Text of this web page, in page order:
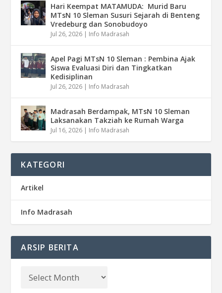
Hari Keempat MATAMUDA: Murid Baru
MTsN 10 Sleman Susuri Sejarah di Benteng
Vredeburg dan Sonobudoyo
Jul 26, 2026 | Info Madrasah
Apel Pagi MTsN 10 Sleman : Pembina Ajak
Siswa Evaluasi Diri dan Tingkatkan
Kedisiplinan
Jul 26, 2026 | Info Madrasah
Madrasah Berdampak, MTsN 10 Sleman
Laksanakan Takziah ke Rumah Warga
Jul 16, 2026 | Info Madrasah
KATEGORI
Artikel
Info Madrasah
ARSIP BERITA